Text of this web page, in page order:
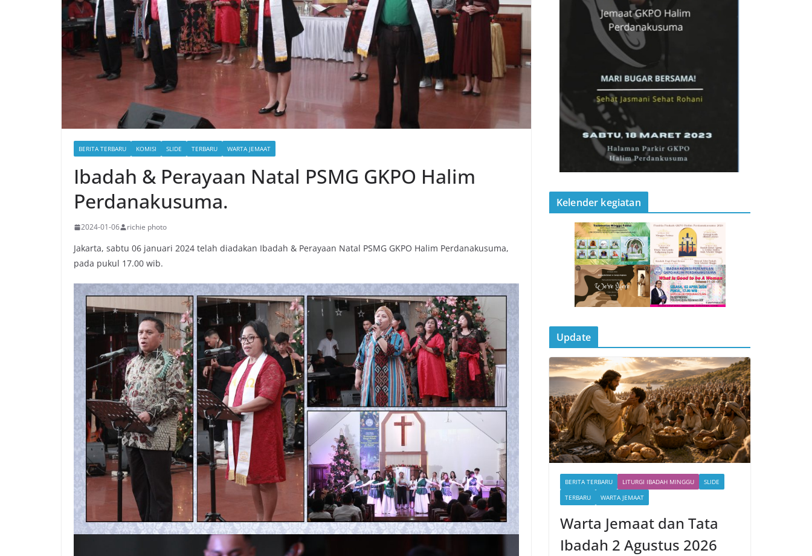
BERITA TERBARU KOMISI SLIDE TERBARU WARTA JEMAAT
Ibadah & Perayaan Natal PSMG GKPO Halim
Perdanakusuma.
2024-01-06 richie photo
Jakarta, sabtu 06 januari 2024 telah diadakan Ibadah & Perayaan Natal PSMG GKPO Halim Perdanakusuma,
pada pukul 17.00 wib.
Kelender kegiatan
Update
BERITA TERBARU LITURGI IBADAH MINGGU
SLIDE
TERBARU
WARTA JEMAAT
Warta Jemaat dan Tata
Ibadah 2 Agustus 2026